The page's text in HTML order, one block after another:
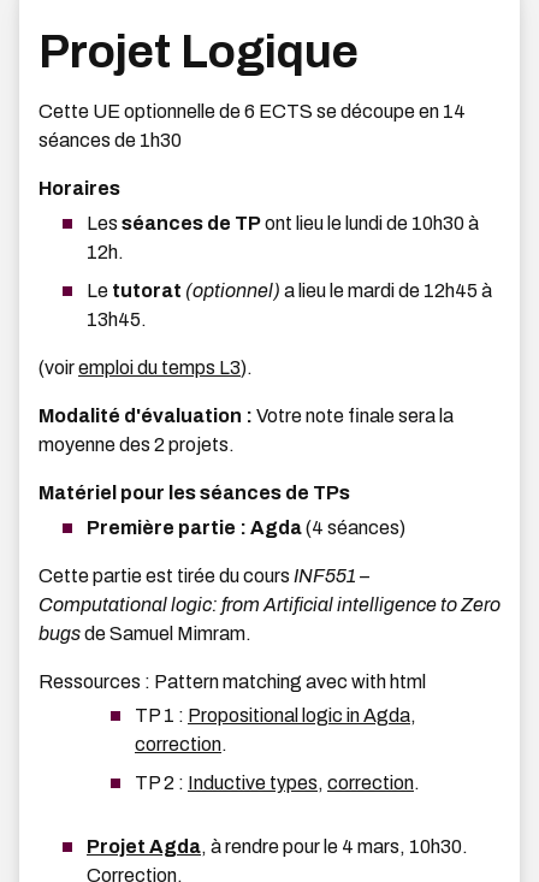
Projet Logique
Cette UE optionnelle de 6 ECTS se découpe en 14
séances de 1h30
Horaires
Les séances de TPont lieu le lundi de 10h30 à
12h.
Le tutorat (optionnel) a lieu le mardi de 12h45 à
13h45.
(voiremploi du temps L3).
Modalité d'évaluation : Votre note finale sera la
moyenne des 2 projets.
Matériel pour les séances de TPs
Première partie : Agda(4 séances)
Cette partie est tirée du cours INF551 –
Computational logic: from Artificial intelligence to Zero
bugsde Samuel Mimram.
Ressources : Pattern matching avec with html
TP 1 : Propositional logic in Agda,
correction.
TP 2 : Inductive types, correction.
Projet Agda, à rendre pour le 4 mars, 10h30.
Correction.